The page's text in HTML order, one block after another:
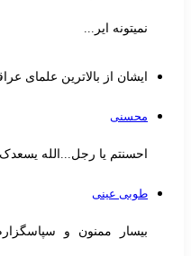
نمیتونه ایر...
ایشان از بالاترین علمای
محسنی
احسنتم یا رجل...الله یسعدک
طوبی عینی
بیسار ممنون و